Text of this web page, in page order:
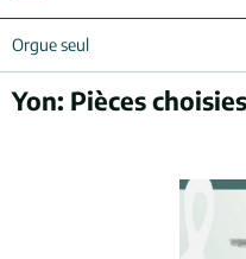
Orgue seul
Yon: Pièces